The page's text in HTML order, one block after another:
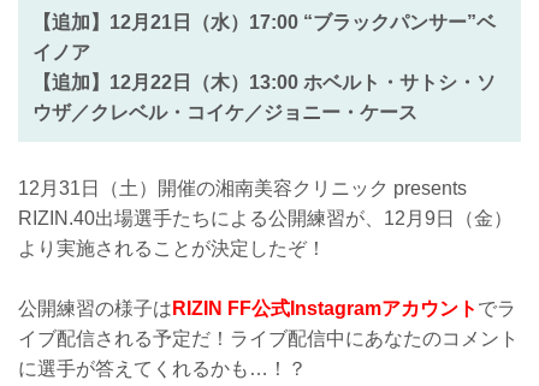
【追加】12月21日（水）17:00 “ブラックパンサー”ベ
イノア
【追加】12月22日（木）13:00 ホベルト・サトシ・ソ
ウザ／クレベル・コイケ／ジョニー・ケース
12月31日（土）開催の湘南美容クリニック presents
RIZIN.40出場選手たちによる公開練習が、12月9日（金）
より実施されることが決定したぞ！
公開練習の様子は RIZIN FF公式Instagramアカウント でラ
イブ配信される予定だ！ライブ配信中にあなたのコメント
に選手が答えてくれるかも…！？